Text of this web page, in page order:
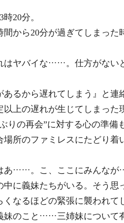
20分。
から20分が過ぎてしまった
はヤバイな……。仕方がない
あるから遅れてしまう』と
以上の遅れが生じてしまった
りの再会”に対する心の準
場所のファミレスにたどり着
あ……。こ、ここにみんなが
に義妹たちがいる。そう思
くなるほどの緊張に襲われて
のこと……三姉妹について